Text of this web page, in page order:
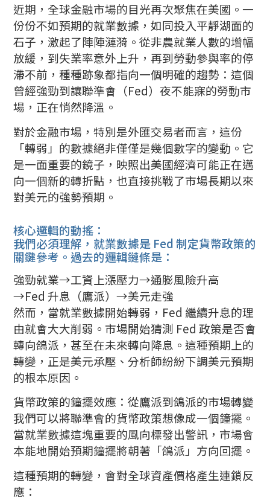
近期，全球金融市場的目光再次聚焦在美國。一
份份不如預期的就業數據，如同投入平靜湖面的
石子，激起了陣陣漣漪。從非農就業人數的增幅
放緩，到失業率意外上升，再到勞動參與率的停
滯不前，種種跡象都指向一個明確的趨勢：這個
曾經強勁到讓聯準會（Fed）夜不能寐的勞動市
場，正在悄然降溫。
對於金融市場，特別是外匯交易者而言，這份
「轉弱」的數據絕非僅僅是幾個數字的變動。它
是一面重要的鏡子，映照出美國經濟可能正在邁
向一個新的轉折點，也直接挑戰了市場長期以來
對美元的強勢預期。
核心邏輯的動搖：
我們必須理解，就業數據是 Fed 制定貨幣政策的
關鍵參考。過去的邏輯鏈條是：
強勁就業→工資上漲壓力→通膨風險升高
→Fed 升息（鷹派）→美元走強
然而，當就業數據開始轉弱，Fed 繼續升息的理
由就會大大削弱。市場開始猜測 Fed 政策是否會
轉向鴿派，甚至在未來轉向降息。這種預期上的
轉變，正是美元承壓、分析師紛紛下調美元預期
的根本原因。
貨幣政策的鐘擺效應：從鷹派到鴿派的市場轉變
我們可以將聯準會的貨幣政策想像成一個鐘擺。
當就業數據這塊重要的風向標發出警訊，市場會
本能地開始預期鐘擺將朝著「鴿派」方向回擺。
這種預期的轉變，會對全球資產價格產生連鎖反
應：